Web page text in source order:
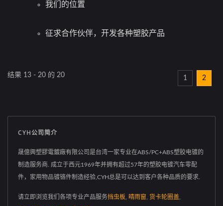
我们的位置
征求合作伙伴，开发各种塑胶产品
结果 13 - 20 的 20 1 2
CYH公司简介
晟億興塑膠電鍍廠有限公司是台湾一家专业在ABS/PC+ABS塑胶电镀的
制造服务商. 成立于西元1969年并拥有超过57年的塑胶电镀汽车零配
件，家用物品镀铬件制造经验,CYH总是可以达到客户各种品质的要求.
请立即浏览我们各项专业产品服务挡虫板 晴雨窗 货卡轮圈盖